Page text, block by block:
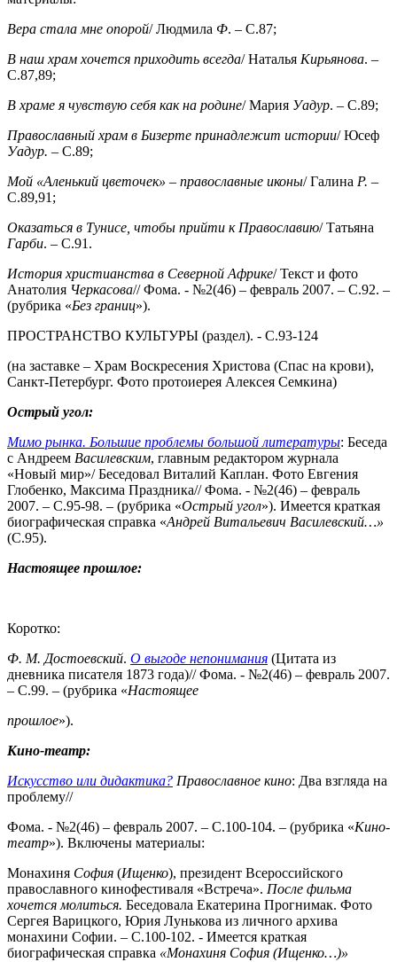
Вера стала мне опорой/ Людмила Ф. – С.87;
В наш храм хочется приходить всегда/ Наталья Кирьянова. –
С.87,89;
В храме я чувствую себя как на родине/ Мария Уадур. – С.89;
Православный храм в Бизерте принадлежит истории/ Юсеф
Уадур. – С.89;
Мой «Аленький цветочек» – православные иконы/ Галина Р. –
С.89,91;
Оказаться в Тунисе, чтобы прийти к Православию/ Татьяна
Гарби. – С.91.
История христианства в Северной Африке/ Текст и фото
Анатолия Черкасова// Фома. - №2(46) – февраль 2007. – С.92. –
(рубрика «Без границ»).
ПРОСТРАНСТВО КУЛЬТУРЫ (раздел). - С.93-124
(на заставке – Храм Воскресения Христова (Спас на крови),
Санкт-Петербург. Фото протоиерея Алексея Семкина)
Острый угол:
Мимо рынка. Большие проблемы большой литературы: Беседа
с Андреем Василевским, главным редактором журнала
«Новый мир»/ Беседовал Виталий Каплан. Фото Евгения
Глобенко, Максима Праздника// Фома. - №2(46) – февраль
2007. – С.95-98. – (рубрика «Острый угол»). Имеется краткая
биографическая справка «Андрей Витальевич Василевский…»
(С.95).
Настоящее прошлое:
Коротко:
Ф. М. Достоевский. О выгоде непонимания (Цитата из
дневника писателя 1873 года)// Фома. - №2(46) – февраль 2007.
– С.99. – (рубрика «Настоящее
прошлое»).
Кино-театр:
Искусство или дидактика? Православное кино: Два взгляда на
проблему//
Фома. - №2(46) – февраль 2007. – С.100-104. – (рубрика «Кино-
театр»). Включены материалы:
Монахиня София (Ищенко), президент Всероссийского
православного кинофестиваля «Встреча». После фильма
хочется молиться. Беседовала Екатерина Прогнимак. Фото
Сергея Варицкого, Юрия Лунькова из личного архива
монахини Софии. – С.100-102. - Имеется краткая
биографическая справка «Монахиня София (Ищенко…)»